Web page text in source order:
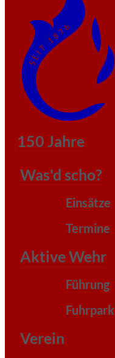
150 Jahre
Was'd scho?
Einsätze
Termine
Aktive Wehr
Führung
Fuhrpark
Verein